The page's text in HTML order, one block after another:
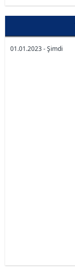
01.01.2023 - Şimdi